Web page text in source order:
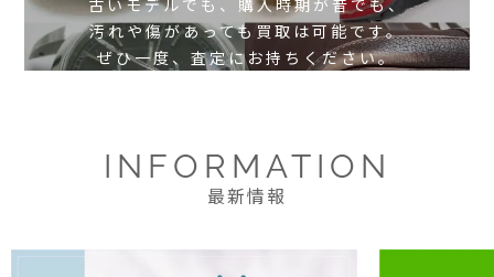
古いモデルでも、購入時期が昔でも、
汚れや傷があっても買取は可能です。
ぜひ一度、査定にお持ちください。
INFORMATION
最新情報